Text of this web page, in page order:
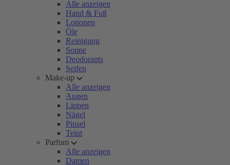
Alle anzeigen
Hand & Fuß
Lotionen
Öle
Reinigung
Sonne
Deodorants
Seifen
Make-up
Alle anzeigen
Augen
Lippen
Nägel
Pinsel
Teint
Parfum
Alle anzeigen
Damen